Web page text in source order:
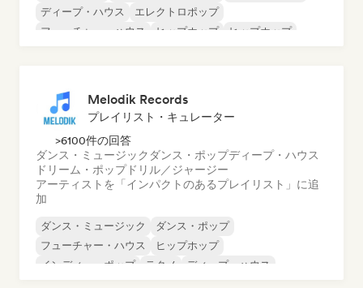
ディープ・ハウス
エレクトロポップ
フューチャー・ハウス
ヒップホップ ヒップホップ
Melodik Records
プレイリスト・キュレーター
>6100件の回答
ダンス・ミュージック ダンス・ポップディープ・ハウス
ドリーム・ポップドリル／ジャージー
アーティストを「インパクトのあるプレイリスト」に追
加
ダンス・ミュージック
ダンス・ポップ
フューチャー・ハウス
ヒップホップ
インディー・ポップ
テクノ
ディープ・ハウス